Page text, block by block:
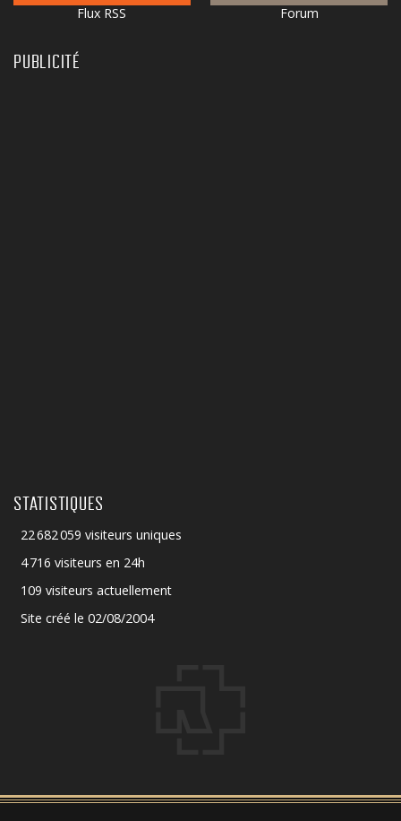
Flux RSS Forum
PUBLICITÉ
STATISTIQUES
22 682 059 visiteurs uniques
4 716 visiteurs en 24h
109 visiteurs actuellement
Site créé le 02/08/2004